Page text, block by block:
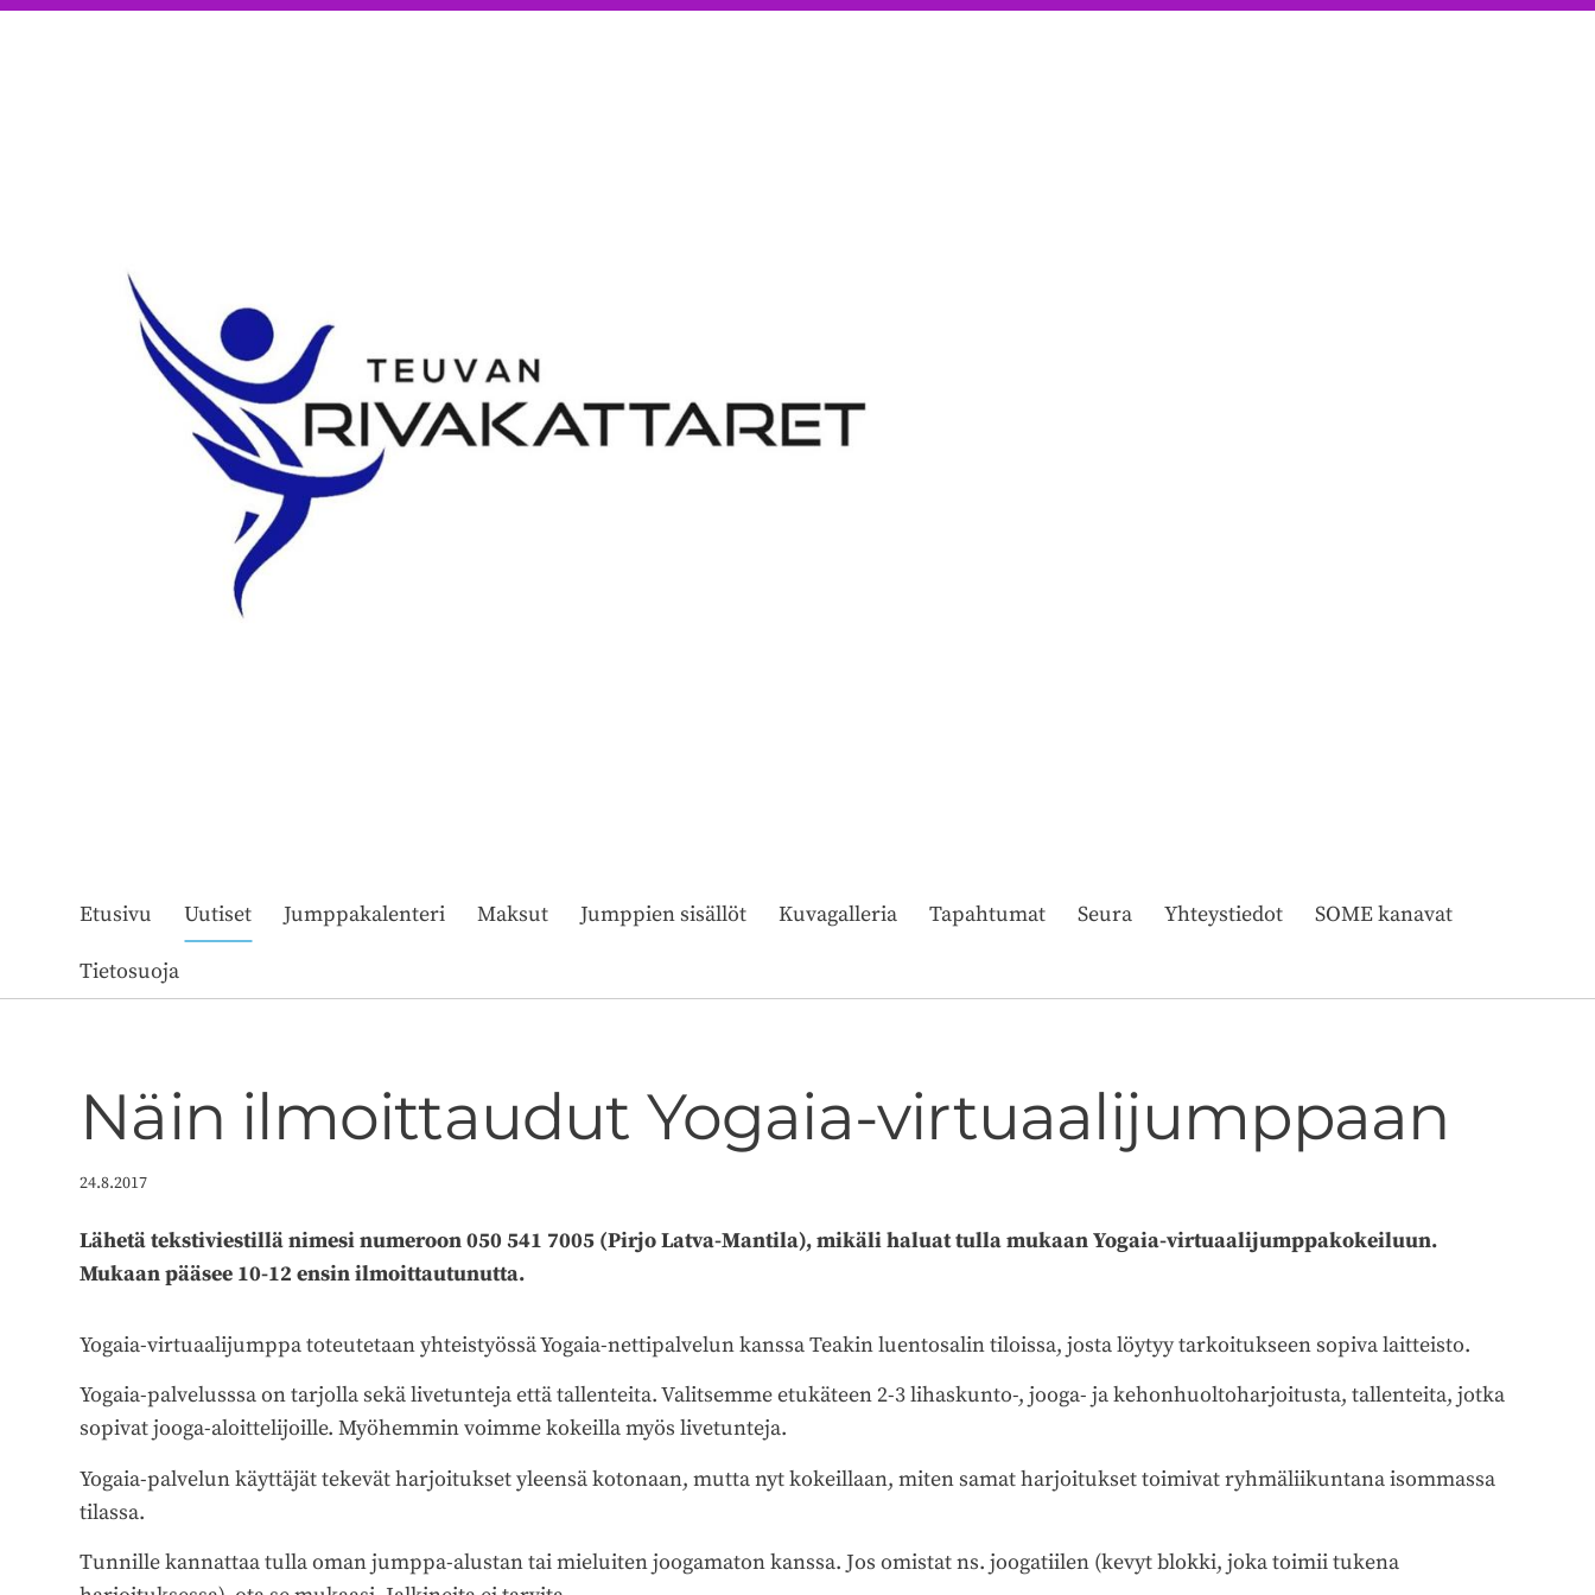
Teuvan Rivakattaret ry
Etusivu Uutiset Jumppakalenteri Maksut Jumppien sisällöt Kuvagalleria Tapahtumat Seura Yhteystiedot SOME kanavat
Tietosuoja
Näin ilmoittaudut Yogaia-virtuaalijumppaan
24.8.2017
Lähetä tekstiviestillä nimesi numeroon 050 541 7005 (Pirjo Latva-Mantila), mikäli haluat tulla mukaan Yogaia-virtuaalijumppakokeiluun.
Mukaan pääsee 10-12 ensin ilmoittautunutta.
Yogaia-virtuaalijumppa toteutetaan yhteistyössä Yogaia-nettipalvelun kanssa Teakin luentosalin tiloissa, josta löytyy tarkoitukseen sopiva laitteisto.
Yogaia-palvelusssa on tarjolla sekä livetunteja että tallenteita. Valitsemme etukäteen 2-3 lihaskunto-, jooga- ja kehonhuoltoharjoitusta, tallenteita, jotka
sopivat jooga-aloittelijoille. Myöhemmin voimme kokeilla myös livetunteja.
Yogaia-palvelun käyttäjät tekevät harjoitukset yleensä kotonaan, mutta nyt kokeillaan, miten samat harjoitukset toimivat ryhmäliikuntana isommassa
tilassa.
Tunnille kannattaa tulla oman jumppa-alustan tai mieluiten joogamaton kanssa. Jos omistat ns. joogatiilen (kevyt blokki, joka toimii tukena